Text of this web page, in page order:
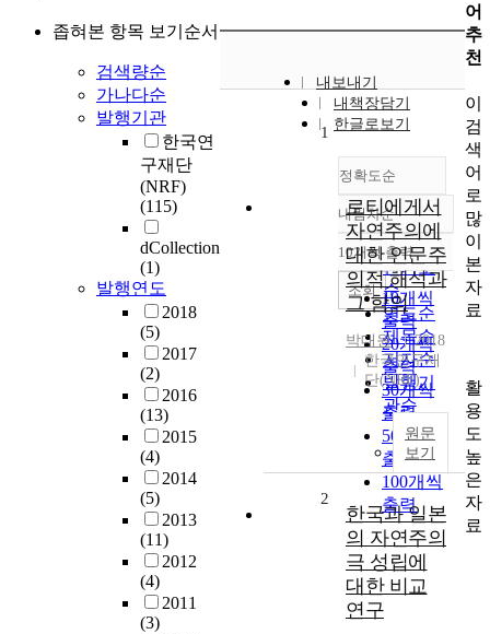
좁혀본 항목 보기순서
검색량순
가나다순
발행기관
한국연
구재단
(NRF)
(115)
dCollection
(1)
발행연도
2018
(5)
2017
(2)
2016
(13)
2015
(4)
2014
(5)
2013
(11)
2012
(4)
2011
(3)
내보내기
내책장담기
한글로보기
정확도순
정확도
순
인기도
순
연도순
제목순
저자순
발행기
관순
내림차순
내림차순
10개씩 출력
10개씩
출력
20개씩
출력
30개씩
출력
50개씩
출력
100개씩
출력
조회
1
로티에게서
자연주의에
대한 인문주
의적 해석과
그 함의
박대원
2018
한국연구재
단(NRF)
원문
보기
2
한국과 일본
의 자연주의
극 성립에
대한 비교
연구
어
추
천
이
검
색
어
로
많
이
본
자
료
활
용
도
높
은
자
료